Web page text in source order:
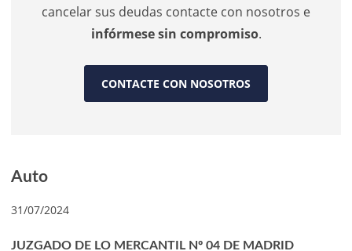
cancelar sus deudas contacte con nosotros e
infórmese sin compromiso.
CONTACTE CON NOSOTROS
Auto
31/07/2024
JUZGADO DE LO MERCANTIL Nº 04 DE MADRID